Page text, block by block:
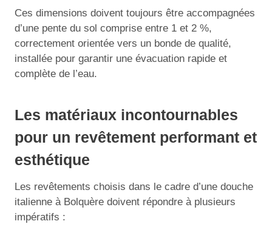
Ces dimensions doivent toujours être accompagnées
d’une pente du sol comprise entre 1 et 2 %,
correctement orientée vers un bonde de qualité,
installée pour garantir une évacuation rapide et
complète de l’eau.
Les matériaux incontournables
pour un revêtement performant et
esthétique
Les revêtements choisis dans le cadre d’une douche
italienne à Bolquère doivent répondre à plusieurs
impératifs :